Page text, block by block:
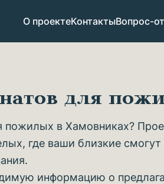
О проектеКонтактыВопрос-
для
в Хамовниках?
где ваши близкие
информацию о